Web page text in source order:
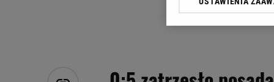
Klikając „Akceptuję”
Zaufanych Partnerów i